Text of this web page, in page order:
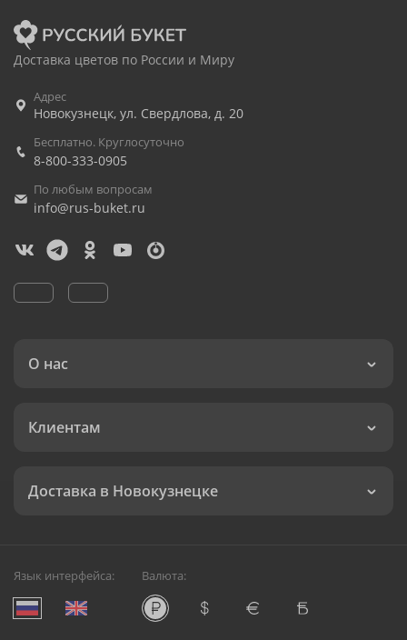
Доставка цветов по России и Миру
Адрес
Новокузнецк, ул. Свердлова, д. 20
Бесплатно. Круглосуточно
8-800-333-0905
По любым вопросам
info@rus-buket.ru
О нас
Клиентам
Доставка в Новокузнецке
Язык интерфейса: Валюта: